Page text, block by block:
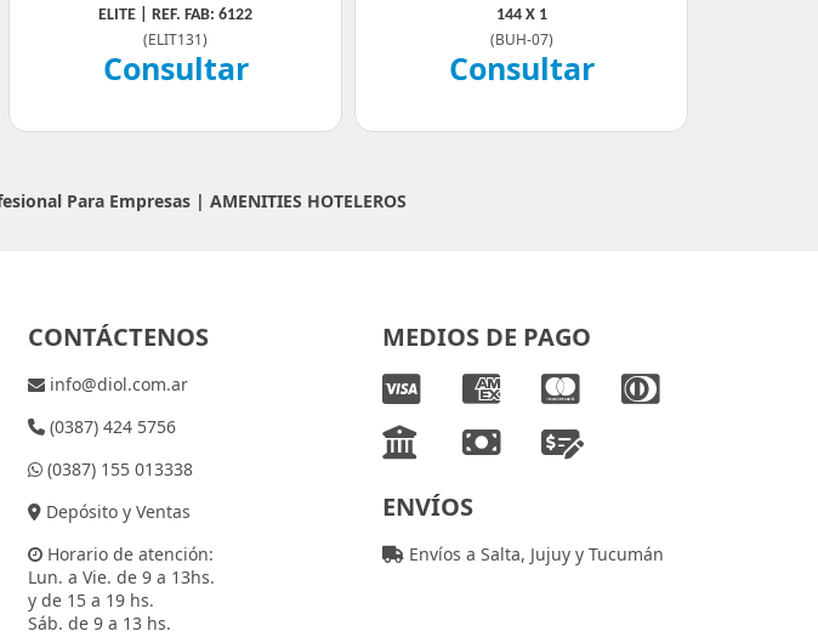
ELITE | REF. FAB: 6122
(ELIT131)
Consultar
144 X 1
(BUH-07)
Consultar
Para Empresas | AMENITIES HOTELEROS
CONTÁCTENOS
info@diol.com.ar
(0387) 424 5756
(0387) 155 013338
Depósito y Ventas
Horario de atención:
Lun. a Vie. de 9 a 13hs.
y de 15 a 19 hs.
Sáb. de 9 a 13 hs.
MEDIOS DE PAGO
ENVÍOS
Envíos a Salta, Jujuy y Tucumán